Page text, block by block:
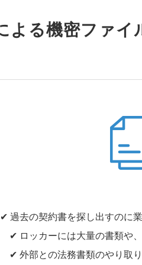
よる機密ファイ
✔︎ 過去の契約書を探し出すのに
✔︎ ロッカーには大量の書類や
✔︎ 外部との法務書類のやり取